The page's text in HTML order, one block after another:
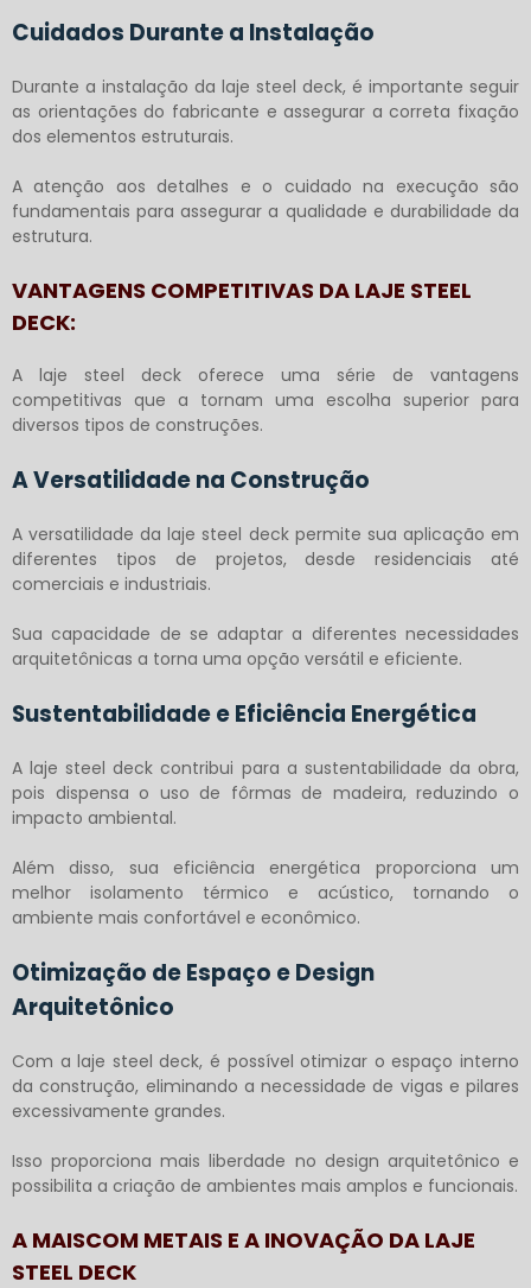
Cuidados Durante a Instalação
Durante a instalação da laje steel deck, é importante seguir
as orientações do fabricante e assegurar a correta fixação
dos elementos estruturais.
A atenção aos detalhes e o cuidado na execução são
fundamentais para assegurar a qualidade e durabilidade da
estrutura.
VANTAGENS COMPETITIVAS DA LAJE STEEL
DECK:
A laje steel deck oferece uma série de vantagens
competitivas que a tornam uma escolha superior para
diversos tipos de construções.
A Versatilidade na Construção
A versatilidade dalaje steel deckpermite sua aplicação em
diferentes tipos de projetos, desde residenciais até
comerciais e industriais.
Sua capacidade de se adaptar a diferentes necessidades
arquitetônicas a torna uma opção versátil e eficiente.
Sustentabilidade e Eficiência Energética
Alaje steel deck contribui para a sustentabilidade da obra,
pois dispensa o uso de fôrmas de madeira, reduzindo o
impacto ambiental.
Além disso, sua eficiência energética proporciona um
melhor isolamento térmico e acústico, tornando o
ambiente mais confortável e econômico.
Otimização de Espaço e Design
Arquitetônico
Com alaje steel deck, é possível otimizar o espaço interno
da construção, eliminando a necessidade de vigas e pilares
excessivamente grandes.
Isso proporciona mais liberdade no design arquitetônico e
possibilita a criação de ambientes mais amplos e funcionais.
A MAISCOM METAIS E A INOVAÇÃO DA LAJE
STEEL DECK